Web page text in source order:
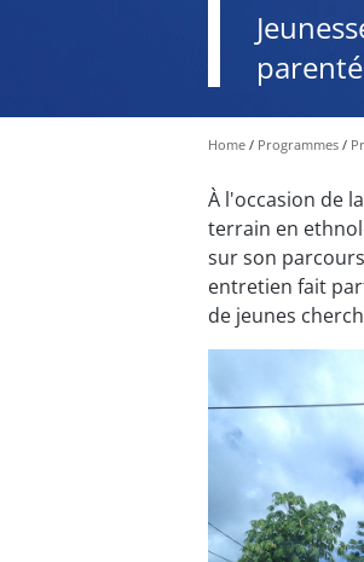
Home Programmes
À l'occasion de la
terrain en
sur son
entretien fait
de jeunes